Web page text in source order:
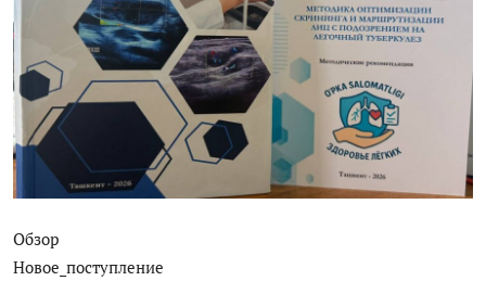
Периодические издания
Фотогалерея
Медики Узбекистана
ВАК
ИИ
PDF-translator
Обзор
Новое_поступление